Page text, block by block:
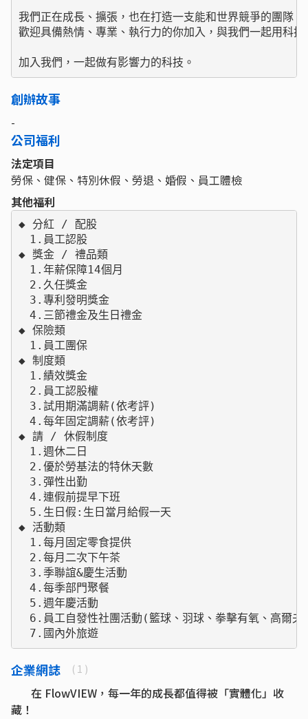
我們正在成長、擴張，也在打造一支能和世界競爭的團隊。
歡迎具備熱情、專業、執行力的你加入，與我們一起用科
加入我們，一起做有影響力的科技。
創辦故事
-
公司福利
法定項目
勞保、健保、特別休假、勞退、婚假、員工體檢
其他福利
◆ 分紅 / 配股
1.員工認股
◆ 獎金 / 禮品類
1.年薪保障14個月
2.久任獎金
3.專利發明獎金
4.三節禮金及生日禮金
◆ 保險類
1.員工團保
◆ 制度類
1.績效獎金
2.員工認股權
3.試用期滿調薪(依考評)
4.每年固定調薪(依考評)
◆ 請 / 休假制度
1.週休二日
2.優於勞基法的特休天數
3.彈性出勤
4.連假前提早下班
5.生日假:生日當月給假一天
◆ 活動類
1.每月固定零食提供
2.每月二次下午茶
3.季聯誼&慶生活動
4.每季部門聚餐
5.週年慶活動
6.員工自發性社團活動(籃球、羽球、拳擊有氧、高爾夫
7.國內外旅遊
企業網誌 ( 1 )
在 FlowVIEW，每一年的成長都值得被「實體化」收
藏！